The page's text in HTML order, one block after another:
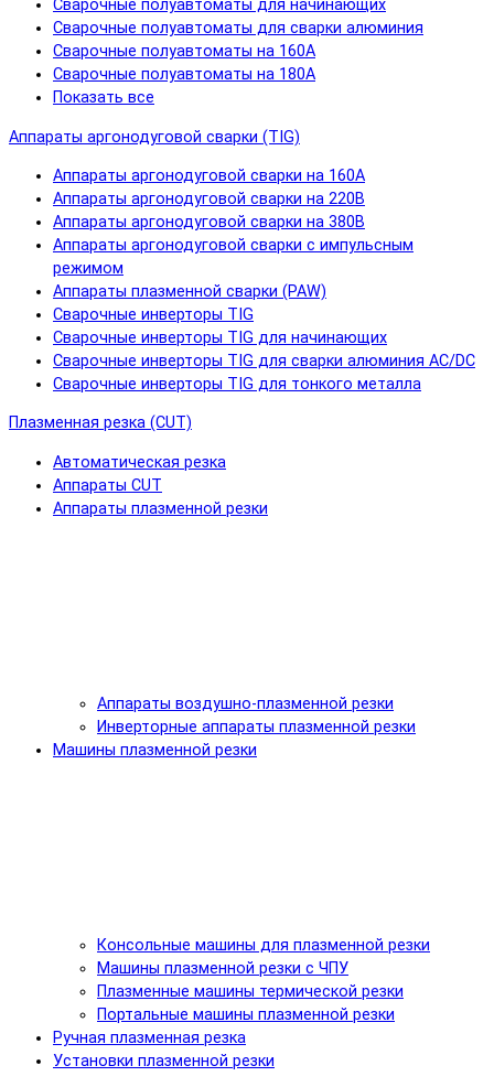
Сварочные полуавтоматы для начинающих
Сварочные полуавтоматы для сварки алюминия
Сварочные полуавтоматы на 160А
Сварочные полуавтоматы на 180А
Показать все
Аппараты аргонодуговой сварки (TIG)
Аппараты аргонодуговой сварки на 160А
Аппараты аргонодуговой сварки на 220В
Аппараты аргонодуговой сварки на 380В
Аппараты аргонодуговой сварки с импульсным
режимом
Аппараты плазменной сварки (PAW)
Сварочные инверторы TIG
Сварочные инверторы TIG для начинающих
Сварочные инверторы TIG для сварки алюминия AC/DC
Сварочные инверторы TIG для тонкого металла
Плазменная резка (CUT)
Автоматическая резка
Аппараты CUT
Аппараты плазменной резки
Аппараты воздушно-плазменной резки
Инверторные аппараты плазменной резки
Машины плазменной резки
Консольные машины для плазменной резки
Машины плазменной резки с ЧПУ
Плазменные машины термической резки
Портальные машины плазменной резки
Ручная плазменная резка
Установки плазменной резки